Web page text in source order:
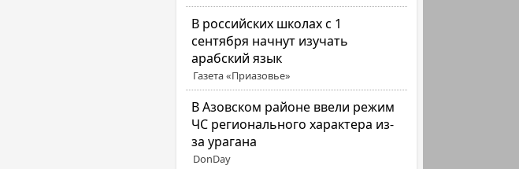
В российских школах с 1
сентября начнут изучать
арабский язык
Газета «Приазовье»
В Азовском районе ввели режим
ЧС регионального характера из-
за урагана
DonDay